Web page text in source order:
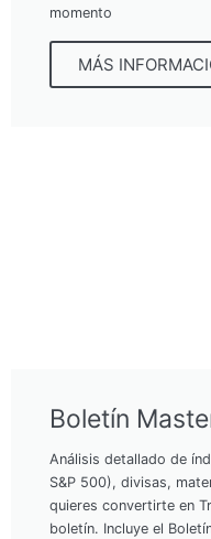
momento
MÁS
Boletín
Análisis detallado de
S&P 500), divisas,
quieres convertirte en
boletín. Incluye el